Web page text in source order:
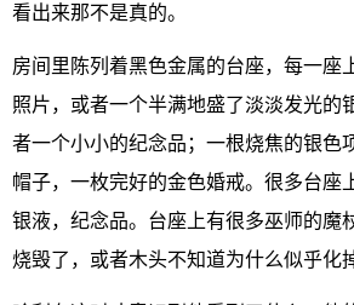
看出来那不是真的。
房间里陈列着黑色金属的台座，每一座
照片，或者一个半满地盛了淡淡发光的
者一个小小的纪念品；一根烧焦的银色
帽子，一枚完好的金色婚戒。很多台座
银液，纪念品。台座上有很多巫师的魔
烧毁了，或者木头不知道为什么似乎化